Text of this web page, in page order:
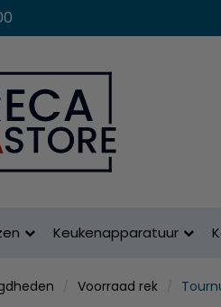
Keukenapparatuur
Voorraad rek